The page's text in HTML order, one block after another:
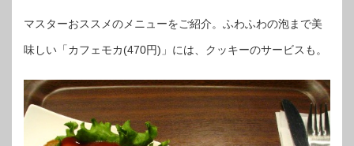
マスターおススメのメニューをご紹介。ふわふわの泡まで美
味しい「カフェモカ(470円)」には、クッキーのサービスも。